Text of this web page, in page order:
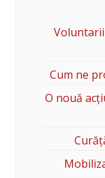
Cum ne
O nouă